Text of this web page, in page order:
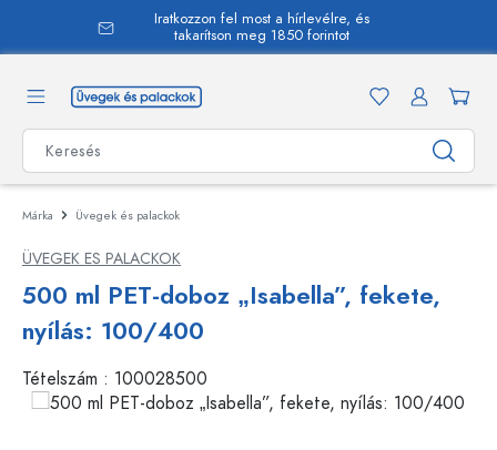
Iratkozzon fel most a hírlevélre, és
takarítson meg 1850 forintot
Márka Üvegek és palackok
ÜVEGEK ES PALACKOK
500 ml PET-doboz „Isabella”, fekete,
nyílás: 100/400
Tételszám : 100028500